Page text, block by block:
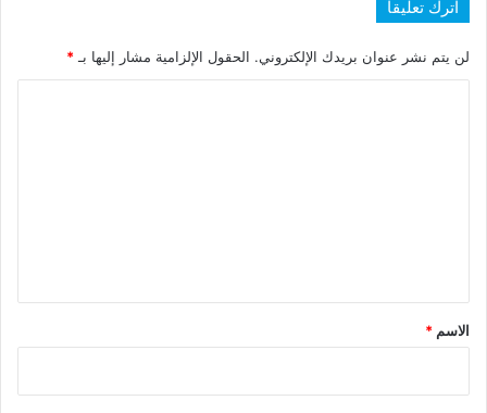
اترك تعليقاً
لن يتم نشر عنوان بريدك الإلكتروني. الحقول الإلزامية مشار إليها بـ *
*
الاسم *